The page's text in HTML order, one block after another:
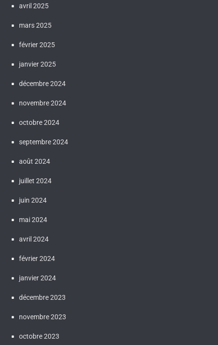
avril 2025
mars 2025
février 2025
janvier 2025
décembre 2024
novembre 2024
octobre 2024
septembre 2024
août 2024
juillet 2024
juin 2024
mai 2024
avril 2024
février 2024
janvier 2024
décembre 2023
novembre 2023
octobre 2023